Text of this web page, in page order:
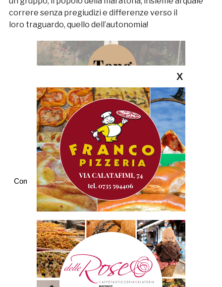
correre senza pregiudizi e differenze verso il
loro traguardo, quello dell’autonomia!
Commenti
X